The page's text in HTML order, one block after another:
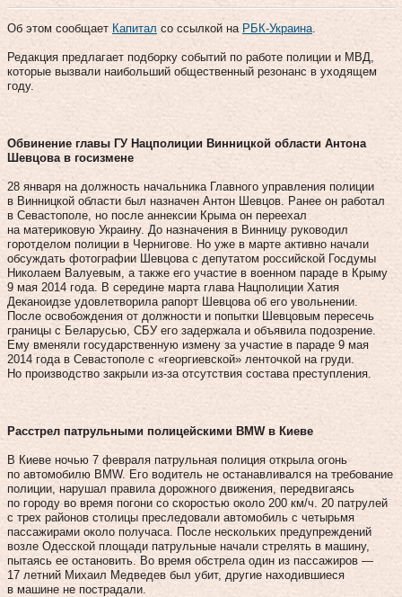
Об этом сообщает Капитал со ссылкой на РБК-Украина
Редакция предлагает подборку событий по работе полиции и МВД,
которые вызвали наибольший общественный резонанс в уходящем
году.
Обвинение главы ГУ Нацполиции Винницкой области Антона
Шевцова в госизмене
28 января на должность начальника Главного управления полиции
в Винницкой области был назначен Антон Шевцов. Ранее он работал
в Севастополе, но после аннексии Крыма он переехал
на материковую Украину. До назначения в Винницу руководил
горотделом полиции в Чернигове. Но уже в марте активно начали
обсуждать фотографии Шевцова с депутатом российской Госдумы
Николаем Валуевым, а также его участие в военном параде в Крыму
9 мая 2014 года. В середине марта глава Нацполиции Хатия
Деканоидзе удовлетворила рапорт Шевцова об его увольнении.
После освобождения от должности и попытки Шевцовым пересечь
границы с Беларусью, СБУ его задержала и объявила подозрение.
Ему вменяли государственную измену за участие в параде 9 мая
2014 года в Севастополе с «георгиевской» ленточкой на груди.
Но производство закрыли из-за отсутствия состава преступления.
Расстрел патрульными полицейскими BMW в Киеве
В Киеве ночью 7 февраля патрульная полиция открыла огонь
по автомобилю BMW. Его водитель не останавливался на требование
полиции, нарушал правила дорожного движения, передвигаясь
по городу во время погони со скоростью около 200 км/ч. 20 патрулей
с трех районов столицы преследовали автомобиль с четырьмя
пассажирами около получаса. После нескольких предупреждений
возле Одесской площади патрульные начали стрелять в машину,
пытаясь ее остановить. Во время обстрела один из пассажиров —
17 летний Михаил Медведев был убит, другие находившиеся
в машине не пострадали.